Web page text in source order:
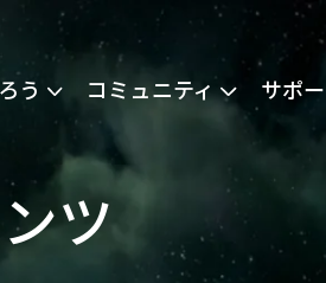
う コミュニティ サポ
ツ